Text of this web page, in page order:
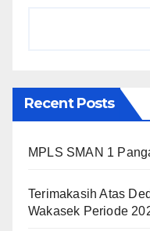
Recent Posts
MPLS SMAN 1
Terimakasih Atas
Wakasek Periode